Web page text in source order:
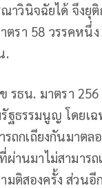
วินิจฉัยได้ จึงยุติ
รา 58 วรรคหนึ่ง
.
รธน. มาตรา
ธรรมนูญ โดยเฉ
ถกเถียงกันมาตล
านมาไม่สามารถ
ติสองครั้ง ส่วนอี